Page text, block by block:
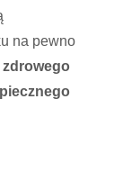
na pewno